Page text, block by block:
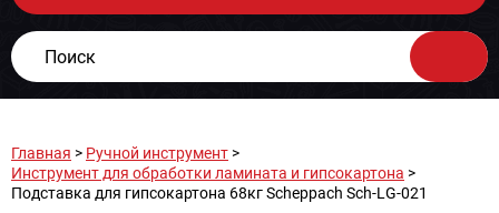
Главная > Ручной инструмент >
Инструмент для обработки ламината и гипсокартона >
Подставка для гипсокартона 68кг Scheppach Sch-LG-021